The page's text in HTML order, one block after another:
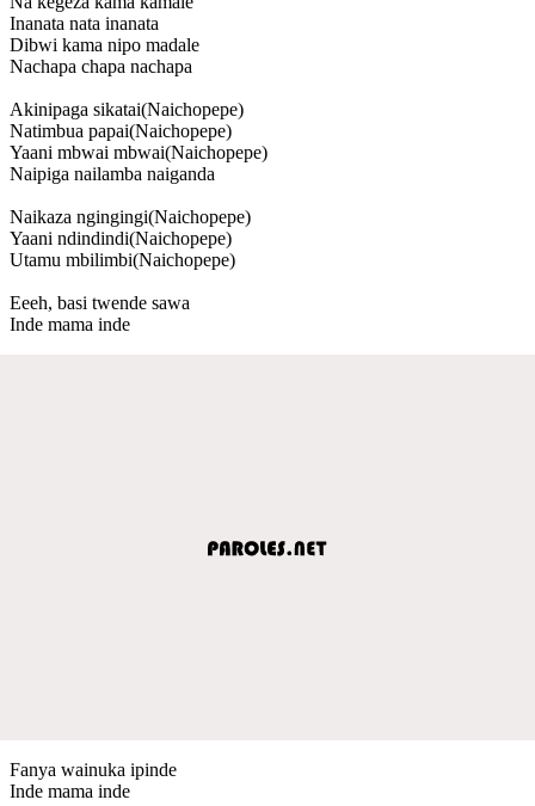
Inanata nata inanata
Dibwi kama nipo madale
Nachapa chapa nachapa
Akinipaga sikatai(Naichopepe)
Natimbua papai(Naichopepe)
Yaani mbwai mbwai(Naichopepe)
Naipiga nailamba naiganda
Naikaza ngingingi(Naichopepe)
Yaani ndindindi(Naichopepe)
Utamu mbilimbi(Naichopepe)
Eeeh, basi twende sawa
Inde mama inde
Fanya wainuka ipinde
Inde mama inde